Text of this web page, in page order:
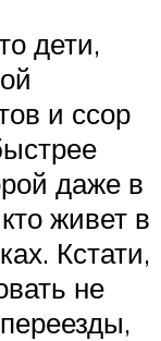
дети,
и ссор
даже в
живет в
Кстати,
не